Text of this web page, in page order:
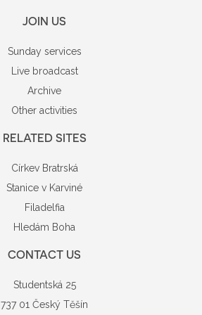
JOIN US
Sunday services
Live broadcast
Archive
Other activities
RELATED SITES
Církev Bratrská
Stanice v Karviné
Filadelfia
Hledám Boha
CONTACT US
Studentská 25
737 01 Český Těšín